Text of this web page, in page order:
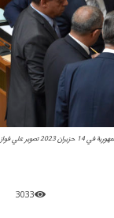
علي فواز
3033